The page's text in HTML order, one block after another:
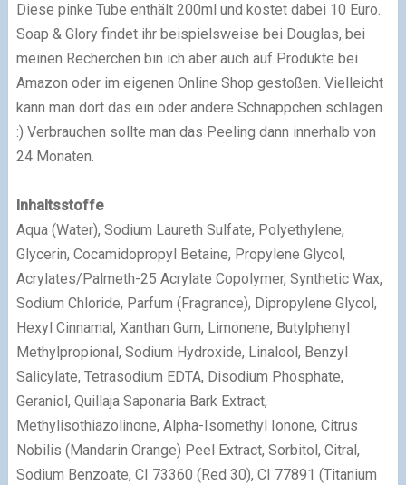
Diese pinke Tube enthält 200ml und kostet dabei 10 Euro.
Soap & Glory findet ihr beispielsweise bei Douglas, bei
meinen Recherchen bin ich aber auch auf Produkte bei
Amazon oder im eigenen Online Shop gestoßen. Vielleicht
kann man dort das ein oder andere Schnäppchen schlagen
:) Verbrauchen sollte man das Peeling dann innerhalb von
24 Monaten.
Inhaltsstoffe
Aqua (Water), Sodium Laureth Sulfate, Polyethylene,
Glycerin, Cocamidopropyl Betaine, Propylene Glycol,
Acrylates/Palmeth-25 Acrylate Copolymer, Synthetic Wax,
Sodium Chloride, Parfum (Fragrance), Dipropylene Glycol,
Hexyl Cinnamal, Xanthan Gum, Limonene, Butylphenyl
Methylpropional, Sodium Hydroxide, Linalool, Benzyl
Salicylate, Tetrasodium EDTA, Disodium Phosphate,
Geraniol, Quillaja Saponaria Bark Extract,
Methylisothiazolinone, Alpha-Isomethyl Ionone, Citrus
Nobilis (Mandarin Orange) Peel Extract, Sorbitol, Citral,
Sodium Benzoate, CI 73360 (Red 30), CI 77891 (Titanium